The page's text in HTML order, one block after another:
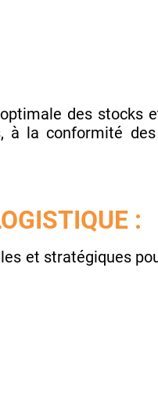
des stocks
à la conformité
:
et stratégiques